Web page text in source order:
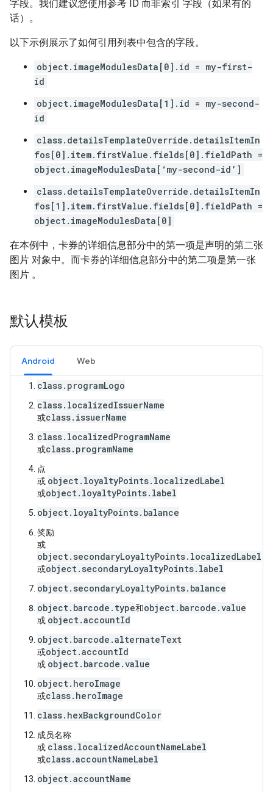
字段。我们建议您使用参考 ID 而非索引 字段（如果有的
话）。
以下示例展示了如何引用列表中包含的字段。
object.imageModulesData[0].id = my-first-
id
object.imageModulesData[1].id = my-second-
id
class.detailsTemplateOverride.detailsItemIn
fos[0].item.firstValue.fields[0].fieldPath =
object.imageModulesData[‘my-second-id’]
class.detailsTemplateOverride.detailsItemIn
fos[1].item.firstValue.fields[0].fieldPath =
object.imageModulesData[0]
在本例中，卡券的详细信息部分中的第一项是声明的第二张
图片 对象中。而卡券的详细信息部分中的第二项是第一张
图片 。
默认模板
Android Web
class.programLogo
class.localizedIssuerName
或class.issuerName
class.localizedProgramName
或class.programName
点
或 object.loyaltyPoints.localizedLabel
或object.loyaltyPoints.label
object.loyaltyPoints.balance
奖励
或
object.secondaryLoyaltyPoints.localizedLabel
或object.secondaryLoyaltyPoints.label
object.secondaryLoyaltyPoints.balance
object.barcode.type和object.barcode.value
或 object.accountId
object.barcode.alternateText
或object.accountId
或 object.barcode.value
object.heroImage
或class.heroImage
class.hexBackgroundColor
成员名称
或 class.localizedAccountNameLabel
或class.accountNameLabel
object.accountName